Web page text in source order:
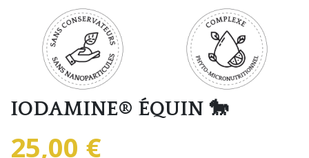
IODAMINE® ÉQUIN 🐎
25,00 €